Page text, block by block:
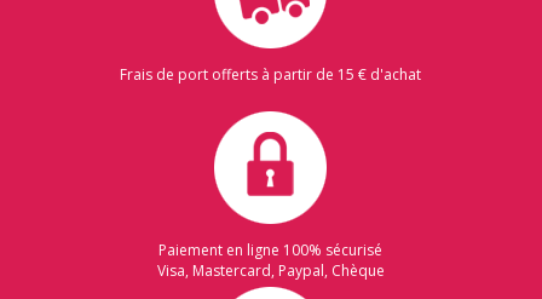
Frais de port offerts à partir de 15 € d'achat
Paiement en ligne 100% sécurisé
Visa, Mastercard, Paypal, Chèque